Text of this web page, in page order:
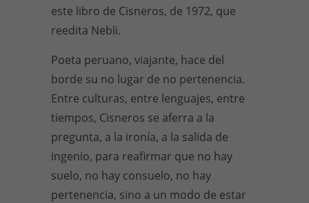
este libro de Cisneros, de 1972, que
reedita Nebli.
Poeta peruano, viajante, hace del
borde su no lugar de no pertenencia.
Entre culturas, entre lenguajes, entre
tiempos, Cisneros se aferra a la
pregunta, a la ironía, a la salida de
ingenio, para reafirmar que no hay
suelo, no hay consuelo, no hay
pertenencia, sino a un modo de estar